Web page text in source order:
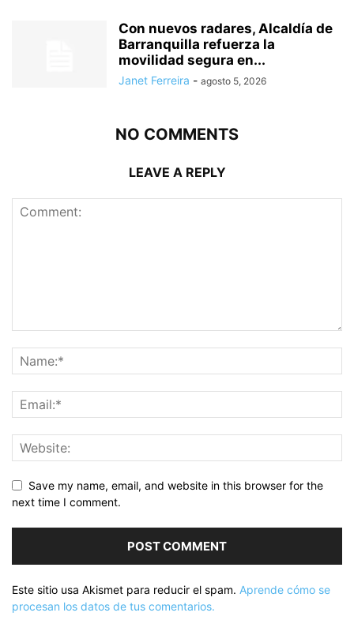
Con nuevos radares, Alcaldía de
Barranquilla refuerza la
movilidad segura en...
Janet Ferreira - agosto 5, 2026
NO COMMENTS
LEAVE A REPLY
Save my name, email, and website in this browser for the
next time I comment.
Este sitio usa Akismet para reducir el spam. Aprende cómo se
procesan los datos de tus comentarios.